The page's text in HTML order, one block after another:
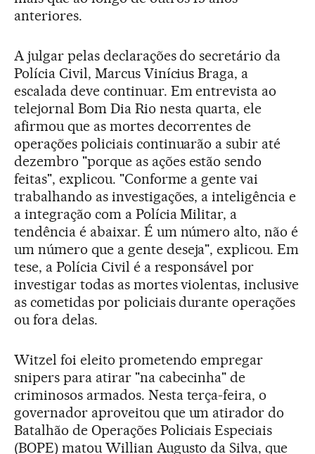
anteriores.
A julgar pelas declarações do secretário da
Polícia Civil, Marcus Vinícius Braga, a
escalada deve continuar. Em entrevista ao
telejornal Bom Dia Rio nesta quarta, ele
afirmou que as mortes decorrentes de
operações policiais continuarão a subir até
dezembro "porque as ações estão sendo
feitas", explicou. "Conforme a gente vai
trabalhando as investigações, a inteligência e
a integração com a Polícia Militar, a
tendência é abaixar. É um número alto, não é
um número que a gente deseja", explicou. Em
tese, a Polícia Civil é a responsável por
investigar todas as mortes violentas, inclusive
as cometidas por policiais durante operações
ou fora delas.
Witzel foi eleito prometendo empregar
snipers para atirar "na cabecinha" de
criminosos armados. Nesta terça-feira, o
governador aproveitou que um atirador do
Batalhão de Operações Policiais Especiais
(BOPE) matou Willian Augusto da Silva, que